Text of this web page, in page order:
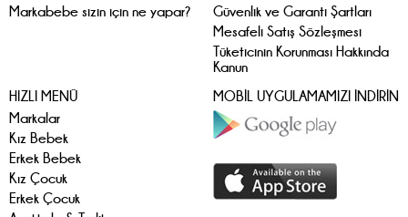
Markabebe sizin için ne yapar?
Güvenlik ve Garanti Şartları
Mesafeli Satış Sözleşmesi
Tüketicinin Korunması Hakkında
Kanun
HIZLI MENÜ
Markalar
Kız Bebek
Erkek Bebek
Kız Çocuk
Erkek Çocuk
MOBİL UYGULAMAMIZI İNDİRİN